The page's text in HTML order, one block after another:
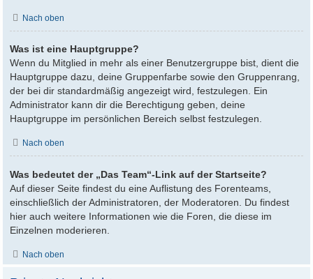
Nach oben
Was ist eine Hauptgruppe?
Wenn du Mitglied in mehr als einer Benutzergruppe bist, dient die
Hauptgruppe dazu, deine Gruppenfarbe sowie den Gruppenrang,
der bei dir standardmäßig angezeigt wird, festzulegen. Ein
Administrator kann dir die Berechtigung geben, deine
Hauptgruppe im persönlichen Bereich selbst festzulegen.
Nach oben
Was bedeutet der „Das Team“-Link auf der Startseite?
Auf dieser Seite findest du eine Auflistung des Forenteams,
einschließlich der Administratoren, der Moderatoren. Du findest
hier auch weitere Informationen wie die Foren, die diese im
Einzelnen moderieren.
Nach oben